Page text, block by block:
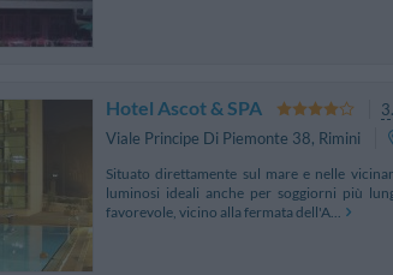
Hotel Ascot & SPA
Viale Principe Di Piemonte 38, Rimini
Situato direttamente sul mare e nelle
luminosi ideali anche per soggiorni più
favorevole, vicino alla fermata dell'A...